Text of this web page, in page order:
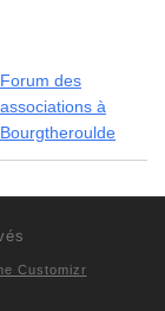
Forum des
associations à
Bourgtheroulde
Customizr